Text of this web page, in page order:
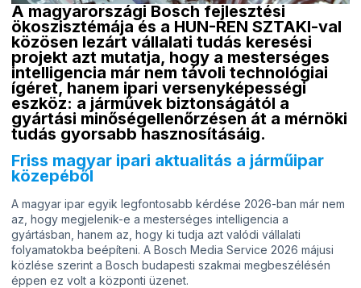
A magyarországi Bosch fejlesztési
ökoszisztémája és a HUN-REN SZTAKI-val
közösen lezárt vállalati tudás keresési
projekt azt mutatja, hogy a mesterséges
intelligencia már nem távoli technológiai
ígéret, hanem ipari versenyképességi
eszköz: a járművek biztonságától a
gyártási minőségellenőrzésen át a mérnöki
tudás gyorsabb hasznosításáig.
Friss magyar ipari aktualitás a járműipar
közepéből
A magyar ipar egyik legfontosabb kérdése 2026-ban már nem
az, hogy megjelenik-e a mesterséges intelligencia a
gyártásban, hanem az, hogy ki tudja azt valódi vállalati
folyamatokba beépíteni. A Bosch Media Service 2026 májusi
közlése szerint a Bosch budapesti szakmai megbeszélésén
éppen ez volt a központi üzenet.